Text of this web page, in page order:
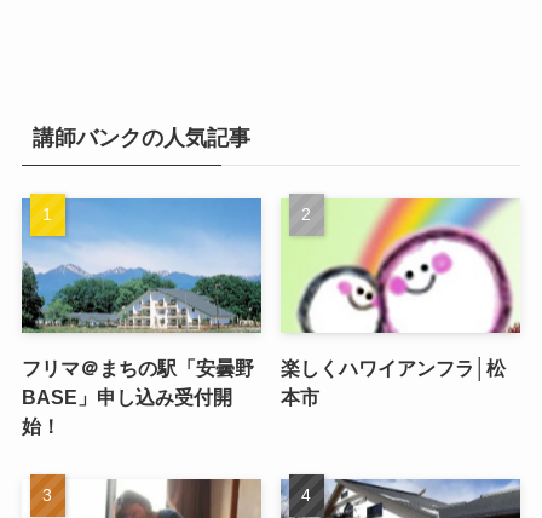
講師バンクの人気記事
フリマ＠まちの駅「安曇野
BASE」申し込み受付開
始！
楽しくハワイアンフラ│松
本市